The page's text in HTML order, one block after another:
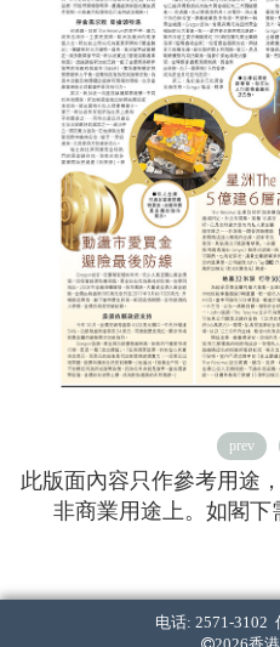
prev
此版面內容只作參考用途
非商業用途上。如閣下
电话: 2571-3102